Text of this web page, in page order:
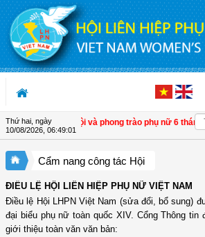
Truy cập nội dung luôn
Thứ hai, ngày
10/08/2026, 06:49:02
tác Hội và phong trào phụ nữ 6 tháng đầu năm
Cẩm nang công tác Hội
ĐIỀU LỆ HỘI LIÊN HIỆP PHỤ NỮ VIỆT NAM
Điều lệ Hội LHPN Việt Nam (sửa đổi, bổ sung)
đại biểu phụ nữ toàn quốc XIV. Cổng Thông tin
giới thiệu toàn văn văn bản: